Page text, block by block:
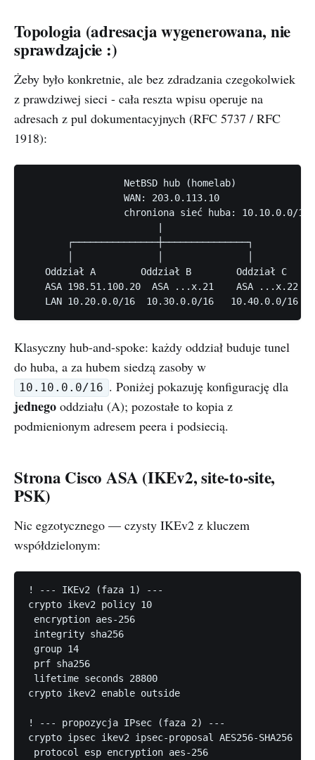
Topologia (adresacja wygenerowana, nie
sprawdzajcie :)
Żeby było konkretnie, ale bez zdradzania czegokolwiek
z prawdziwej sieci - cała reszta wpisu operuje na
adresach z pul dokumentacyjnych (RFC 5737 / RFC
1918):
                 NetBSD hub (homelab)
                 WAN: 203.0.113.10
                 chroniona sieć huba: 10.10.0.0/16
       ┌───────────────┼───────────────┐
   Oddział A        Oddział B        Oddział C
   ASA 198.51.100.20  ASA ...x.21    ASA ...x.22
Klasyczny hub-and-spoke: każdy oddział buduje tunel
do huba, a za hubem siedzą zasoby w
10.10.0.0/16 . Poniżej pokazuję konfigurację dla
jednego oddziału (A); pozostałe to kopia z
podmienionym adresem peera i podsiecią.
Strona Cisco ASA (IKEv2, site-to-site,
PSK)
Nic egzotycznego — czysty IKEv2 z kluczem
współdzielonym:
! --- IKEv2 (faza 1) ---
crypto ikev2 policy 10
encryption aes-256
integrity sha256
group 14
prf sha256
lifetime seconds 28800
crypto ikev2 enable outside
! --- propozycja IPsec (faza 2) ---
crypto ipsec ikev2 ipsec-proposal AES256-SHA256
protocol esp encryption aes-256